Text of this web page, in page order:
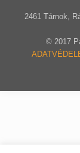
2461 Tárnok,
© 2017